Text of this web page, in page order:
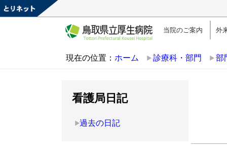
当院のご案内 外
現在の位置： ホーム 診療科・部門 部
看護局日記
過去の日記